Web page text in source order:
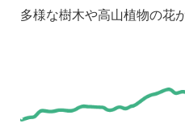
多様な樹木や高山植物の